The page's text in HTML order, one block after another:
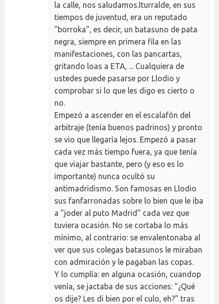
la calle, nos saludamos.Iturralde, en sus
tiempos de juventud, era un reputado
"borroka", es decir, un batasuno de pata
negra, siempre en primera fila en las
manifestaciones, con las pancartas,
gritando loas a ETA, ... Cualquiera de
ustedes puede pasarse por Llodio y
comprobar si lo que les digo es cierto o
no.
Empezó a ascender en el escalafón del
arbitraje (tenía buenos padrinos) y pronto
se vio que llegaría lejos. Empezó a pasar
cada vez más tiempo fuera, ya que tenía
que viajar bastante, pero (y eso es lo
importante) nunca ocultó su
antimadridismo. Son famosas en Llodio
sus fanfarronadas sobre lo bien que le iba
a "joder al puto Madrid" cada vez que
tuviera ocasión. No se cortaba lo más
mínimo, al contrario: se envalentonaba al
ver que sus colegas batasunos le miraban
con admiración y le pagaban las copas.
Y lo cumplía: en alguna ocasión, cuandop
venía, se jactaba de sus acciones: "¿Qué
os dije? Les di bien por el culo, eh?" tras